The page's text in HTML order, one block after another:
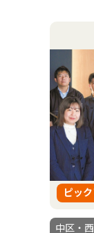
ピッ
中区・